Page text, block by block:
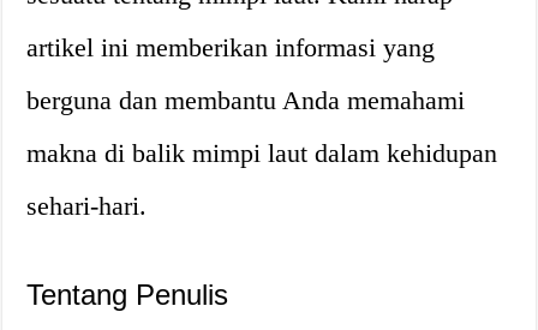
artikel ini memberikan informasi yang
berguna dan membantu Anda memahami
makna di balik mimpi laut dalam kehidupan
sehari-hari.
Tentang Penulis